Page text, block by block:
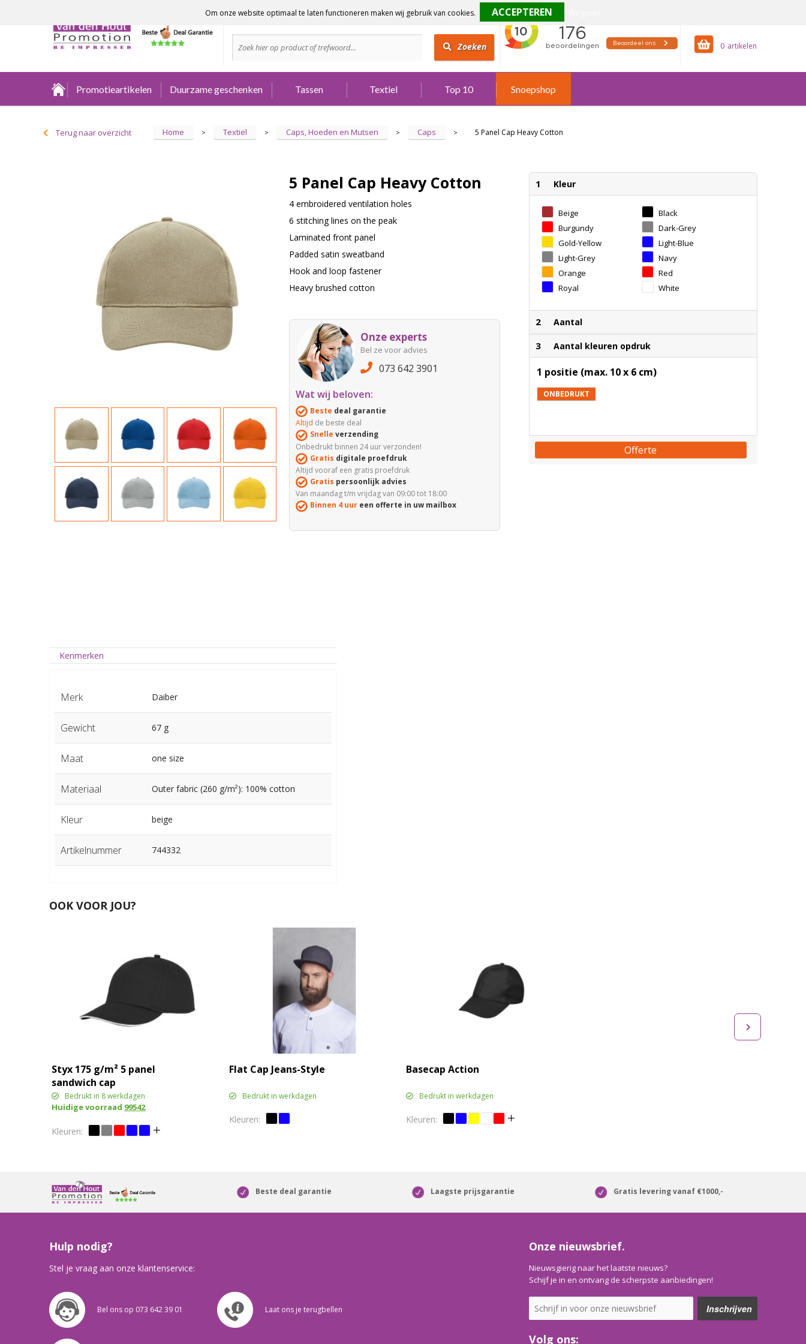
0
Advies nodig?
Zoeken
Promotieartikelen Duurzame geschenken Tassen Textiel Top 10 Snoepshop
Terug naar overzicht Home > Textiel > Caps, Hoeden en Mutsen > Caps > 5 Panel Cap Heavy Cotton
5 Panel Cap Heavy Cotton
4 embroidered ventilation holes
6 stitching lines on the peak
Laminated front panel
Padded satin sweatband
Hook and loop fastener
Heavy brushed cotton
Onze experts
Bel ze voor advies
073 642 3901
Wat wij beloven:
Beste deal garantie
Altijd de beste deal
Snelle verzending
Onbedrukt binnen 24 uur verzonden!
Gratis digitale proefdruk
Altijd vooraf een gratis proefdruk
Gratis persoonlijk advies
Van maandag t/m vrijdag van 09:00 tot 18:00
Binnen 4 uureen offerte in uw mailbox
1 Kleur
Beige
Black
Burgundy
Dark-Grey
Gold-Yellow
Light-Blue
Light-Grey
Navy
Orange
Red
Royal
White
2 Aantal
3 Aantal kleuren opdruk
1 positie (max. 10 x 6 cm)
ONBEDRUKT
Offerte
Kenmerken
Merk Daiber
Gewicht 67 g
Maat one size
Materiaal Outer fabric (260 g/m²): 100% cotton
Kleur beige
Artikelnummer 744332
OOK VOOR JOU?
Styx 175 g/m² 5 panel
sandwich cap
Bedrukt in 8 werkdagen
Huidige voorraad 99542
Flat Cap Jeans-Style
Bedrukt in werkdagen
Basecap Action
Bedrukt in werkdagen
Beste deal garantie Laagste prijsgarantie Gratis levering vanaf €1000,-
Hulp nodig?
Stel je vraag aan onze klantenservice:
Bel ons op 073 642 39 01 Laat ons je terugbellen
Onze nieuwsbrief.
Nieuwsgierig naar het laatste nieuws?
Schijf je in en ontvang de scherpste aanbiedingen!
Volg ons:
Om onze website optimaal te laten functioneren maken wij gebruik van cookies.